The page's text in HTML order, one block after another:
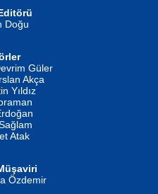
Doğu
Güler
Akça
Yıldız
Atak
Özdemir